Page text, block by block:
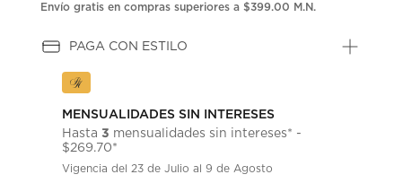
Envío gratis en compras superiores a $399.00 M.N.
PAGA CON ESTILO
MENSUALIDADES SIN INTERESES
Hasta3 mensualidades sin intereses* -
$269.70*
Vigencia del 23 de Julio al 9 de Agosto